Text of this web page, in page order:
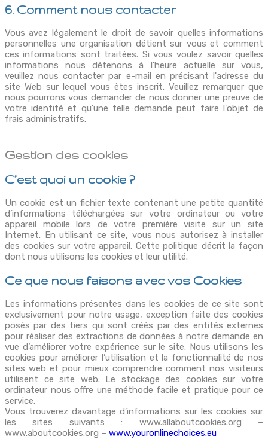
6. Comment nous contacter
Vous avez légalement le droit de savoir quelles informations
personnelles une organisation détient sur vous et comment
ces informations sont traitées. Si vous voulez savoir quelles
informations nous détenons à l'heure actuelle sur vous,
veuillez nous contacter par e-mail en précisant l'adresse du
site Web sur lequel vous êtes inscrit. Veuillez remarquer que
nous pourrons vous demander de nous donner une preuve de
votre identité et qu'une telle demande peut faire l'objet de
frais administratifs.
Gestion des cookies
C’est quoi un cookie ?
Un cookie est un fichier texte contenant une petite quantité
d’informations téléchargées sur votre ordinateur ou votre
appareil mobile lors de votre première visite sur un site
Internet. En utilisant ce site, vous nous autorisez à installer
des cookies sur votre appareil. Cette politique décrit la façon
dont nous utilisons les cookies et leur utilité.
Ce que nous faisons avec vos Cookies
Les informations présentes dans les cookies de ce site sont
exclusivement pour notre usage, exception faite des cookies
posés par des tiers qui sont créés par des entités externes
pour réaliser des extractions de données à notre demande en
vue d’améliorer votre expérience sur le site. Nous utilisons les
cookies pour améliorer l’utilisation et la fonctionnalité de nos
sites web et pour mieux comprendre comment nos visiteurs
utilisent ce site web. Le stockage des cookies sur votre
ordinateur nous offre une méthode facile et pratique pour ce
service.
Vous trouverez davantage d’informations sur les cookies sur
les sites suivants : www.allaboutcookies.org –
www.aboutcookies.org – www.youronlinechoices.eu